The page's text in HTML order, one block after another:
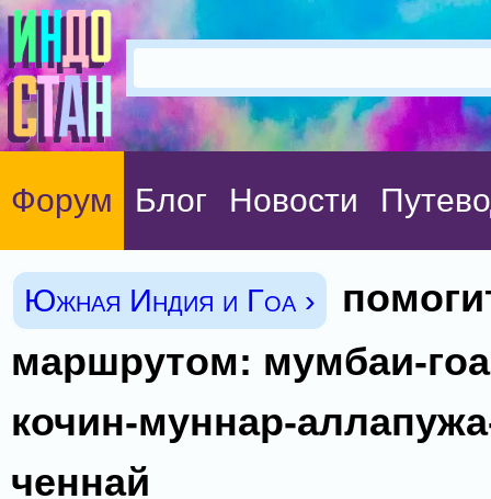
Форум Блог Новости
Южная Индия и Гоа ›
маршрутом: мумбаи-
кочин-муннар-
ченнай